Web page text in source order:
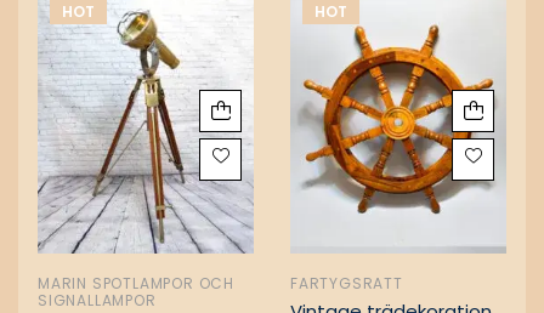
HOT
MARIN SPOTLAMPOR OCH
SIGNALLAMPOR
HOT
FARTYGSRATT